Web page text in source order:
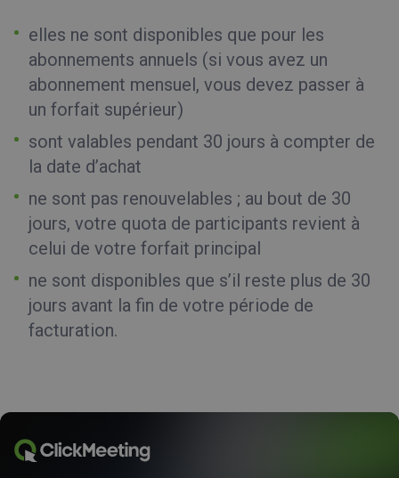
elles ne sont disponibles que pour les
abonnements annuels (si vous avez un
abonnement mensuel, vous devez passer à
un forfait supérieur)
sont valables pendant 30 jours à compter de
la date d’achat
ne sont pas renouvelables ; au bout de 30
jours, votre quota de participants revient à
celui de votre forfait principal
ne sont disponibles que s’il reste plus de 30
jours avant la fin de votre période de
facturation.